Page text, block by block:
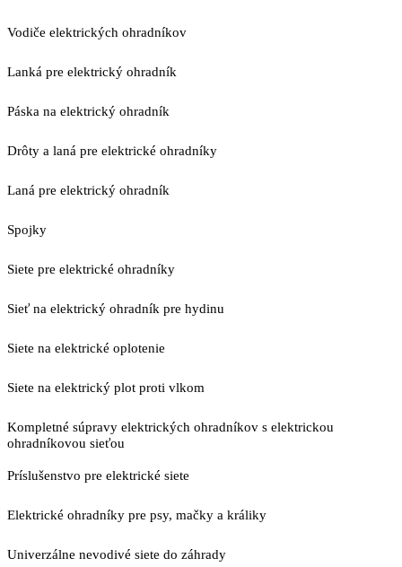
Vodiče elektrických ohradníkov
Lanká pre elektrický ohradník
Páska na elektrický ohradník
Drôty a laná pre elektrické ohradníky
Laná pre elektrický ohradník
Spojky
Siete pre elektrické ohradníky
Sieť na elektrický ohradník pre hydinu
Siete na elektrické oplotenie
Siete na elektrický plot proti vlkom
Kompletné súpravy elektrických ohradníkov s elektrickou
ohradníkovou sieťou
Príslušenstvo pre elektrické siete
Elektrické ohradníky pre psy, mačky a králiky
Univerzálne nevodivé siete do záhrady